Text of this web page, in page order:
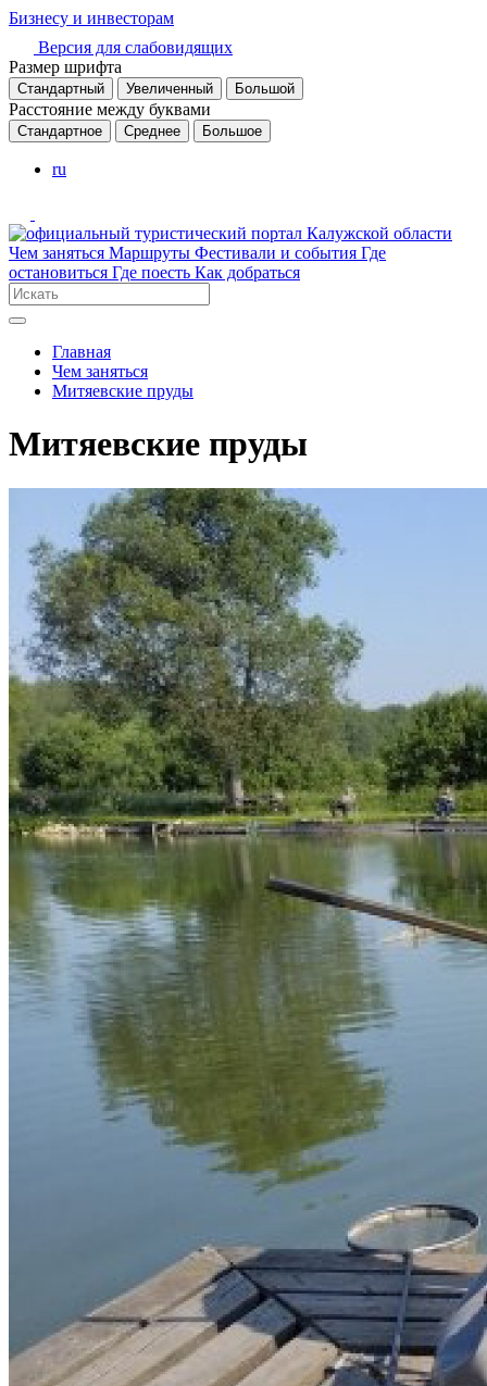
Бизнесу и инвесторам
Версия для слабовидящих
Размер шрифта
Стандартный Увеличенный Большой
Расстояние между буквами
Стандартное Среднее Большое
ru
Чем заняться Маршруты Фестивали и события Где
остановиться Где поесть Как добраться
Главная
Чем заняться
Митяевские пруды
Митяевские пруды